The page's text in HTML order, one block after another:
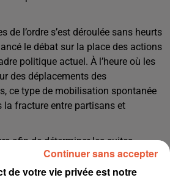
de l’ordre s’est déroulée sans heurts
le débat sur la place des actions
politique actuel. À l’heure où les
des déplacements des
ce type de mobilisation spontanée
la fracture entre partisans et
afin de déterminer les suites
de votre vie privée est notre
Continuer sans accepter